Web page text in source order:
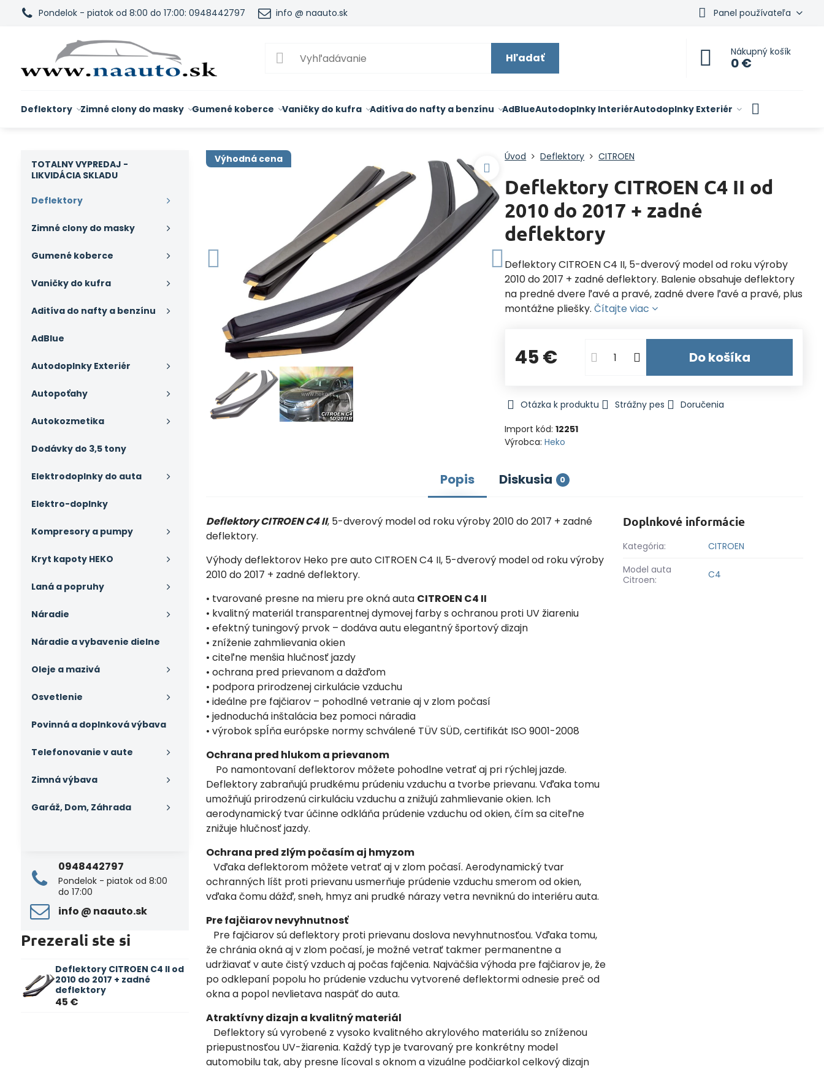
Pondelok - piatok od 8:00 do 17:00: 0948442797 info @ naauto.sk Panel používateľa
Hľadať Nákupný košík
0 €
Deflektory Zimné clony do masky Gumené koberce Vaničky do kufra Aditíva do nafty a benzínu AdBlueAutodoplnky InteriérAutodoplnky Exteriér
Výhodná cena Úvod Deflektory CITROEN
Deflektory CITROEN C4 II od
2010 do 2017 + zadné
deflektory
Deflektory CITROEN C4 II, 5-dverový model od roku výroby
2010 do 2017 + zadné deflektory. Balenie obsahuje deflektory
na predné dvere ľavé a pravé, zadné dvere ľavé a pravé, plus
montážne pliešky.Čítajte viac
45 € Do košíka
Otázka k produktu Strážny pes
Doručenia
Import kód:12251
Výrobca:Heko
Popis Diskusia 0
Deflektory CITROEN C4 II, 5-dverový model od roku výroby 2010 do 2017 + zadné
deflektory.
Výhody deflektorov Heko pre auto CITROEN C4 II, 5-dverový model od roku výroby
2010 do 2017 + zadné deflektory.
• tvarované presne na mieru pre okná auta CITROEN C4 II
• kvalitný materiál transparentnej dymovej farby s ochranou proti UV žiareniu
• efektný tuningový prvok – dodáva autu elegantný športový dizajn
• zníženie zahmlievania okien
• citeľne menšia hlučnosť jazdy
• ochrana pred prievanom a dažďom
• podpora prirodzenej cirkulácie vzduchu
• ideálne pre fajčiarov – pohodlné vetranie aj v zlom počasí
• jednoduchá inštalácia bez pomoci náradia
• výrobok spĺňa európske normy schválené TÜV SÜD, certifikát ISO 9001-2008
Ochrana pred hlukom a prievanom
Po namontovaní deflektorov môžete pohodlne vetrať aj pri rýchlej jazde.
Deflektory zabraňujú prudkému prúdeniu vzduchu a tvorbe prievanu. Vďaka tomu
umožňujú prirodzenú cirkuláciu vzduchu a znižujú zahmlievanie okien. Ich
aerodynamický tvar účinne odkláňa prúdenie vzduchu od okien, čím sa citeľne
znižuje hlučnosť jazdy.
Ochrana pred zlým počasím aj hmyzom
Vďaka deflektorom môžete vetrať aj v zlom počasí. Aerodynamický tvar
ochranných líšt proti prievanu usmerňuje prúdenie vzduchu smerom od okien,
vďaka čomu dážď, sneh, hmyz ani prudké nárazy vetra nevniknú do interiéru auta.
Pre fajčiarov nevyhnutnosť
Pre fajčiarov sú deflektory proti prievanu doslova nevyhnutnosťou. Vďaka tomu,
že chránia okná aj v zlom počasí, je možné vetrať takmer permanentne a
udržiavať v aute čistý vzduch aj počas fajčenia. Najväčšia výhoda pre fajčiarov je, že
po odklepaní popolu ho prúdenie vzduchu vytvorené deflektormi odnesie preč od
okna a popol nevlietava naspäť do auta.
Atraktívny dizajn a kvalitný materiál
Deflektory sú vyrobené z vysoko kvalitného akrylového materiálu so zníženou
priepustnosťou UV-žiarenia. Každý typ je tvarovaný pre konkrétny model
automobilu tak, aby presne lícoval s oknom a vizuálne podčiarkol celkový dizajn
Doplnkové informácie
Kategória:
CITROEN
Model auta
Citroen:
C4
TOTALNY VYPREDAJ -
LIKVIDÁCIA SKLADU
Deflektory
Zimné clony do masky
Gumené koberce
Vaničky do kufra
Aditíva do nafty a benzínu
AdBlue
Autodoplnky Exteriér
Autopoťahy
Autokozmetika
Dodávky do 3,5 tony
Elektrodoplnky do auta
Elektro-doplnky
Kompresory a pumpy
Kryt kapoty HEKO
Laná a popruhy
Náradie
Náradie a vybavenie dielne
Oleje a mazivá
Osvetlenie
Povinná a doplnková výbava
Telefonovanie v aute
Zimná výbava
Garáž, Dom, Záhrada
0948442797
Pondelok - piatok od 8:00
do 17:00
info ​@ naauto​.sk
Prezerali ste si
Deflektory CITROEN C4 II od
2010 do 2017 + zadné
deflektory
45 €